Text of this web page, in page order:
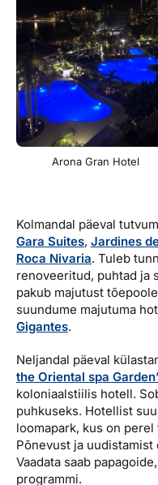
Arona Gran Hotel
Kolmandal päeval
Gara Suites, Jardines
Roca Nivaria. Tuleb
renoveeritud, puhtad ja
pakub majutust
suundume majutuma
Gigantes.
Neljandal päeval
the Oriental spa
koloniaalstiilis hotell.
puhkuseks. Hotellist
loomapark, kus on
Põnevust ja
Vaadata saab
programmi.